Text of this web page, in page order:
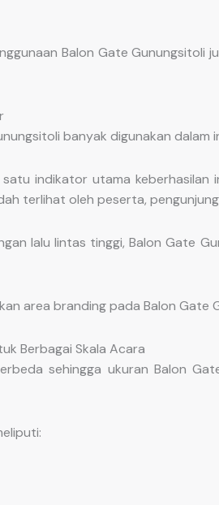
Balon Gate Gunungsitoli
banyak digunakan
indikator utama
terlihat oleh peserta,
lalu lintas tinggi, Balon Gate
area branding pada Balon
Berbagai Skala Acara
sehingga ukuran Balon